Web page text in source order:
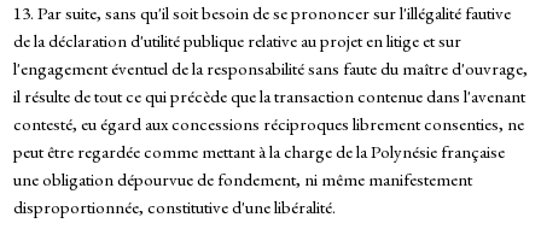
13. Par suite, sans qu'il soit besoin de se prononcer sur l'illégalité fautive
de la déclaration d'utilité publique relative au projet en litige et sur
l'engagement éventuel de la responsabilité sans faute du maître d'ouvrage,
il résulte de tout ce qui précède que la transaction contenue dans l'avenant
contesté, eu égard aux concessions réciproques librement consenties, ne
peut être regardée comme mettant à la charge de la Polynésie française
une obligation dépourvue de fondement, ni même manifestement
disproportionnée, constitutive d'une libéralité.